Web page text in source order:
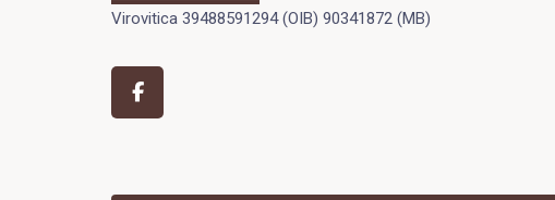
Virovitica 39488591294 (OIB) 90341872 (MB)